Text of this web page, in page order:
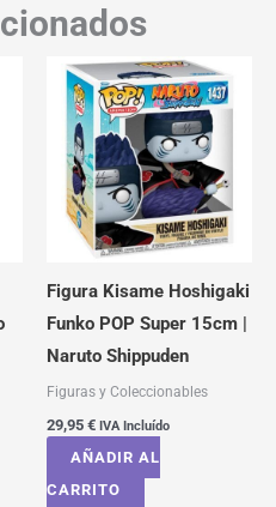
Figura Kisame Hoshigaki
Funko POP Super 15cm |
Naruto Shippuden
Figuras y Coleccionables
29,95 € IVA Incluído
AÑADIR AL
CARRITO